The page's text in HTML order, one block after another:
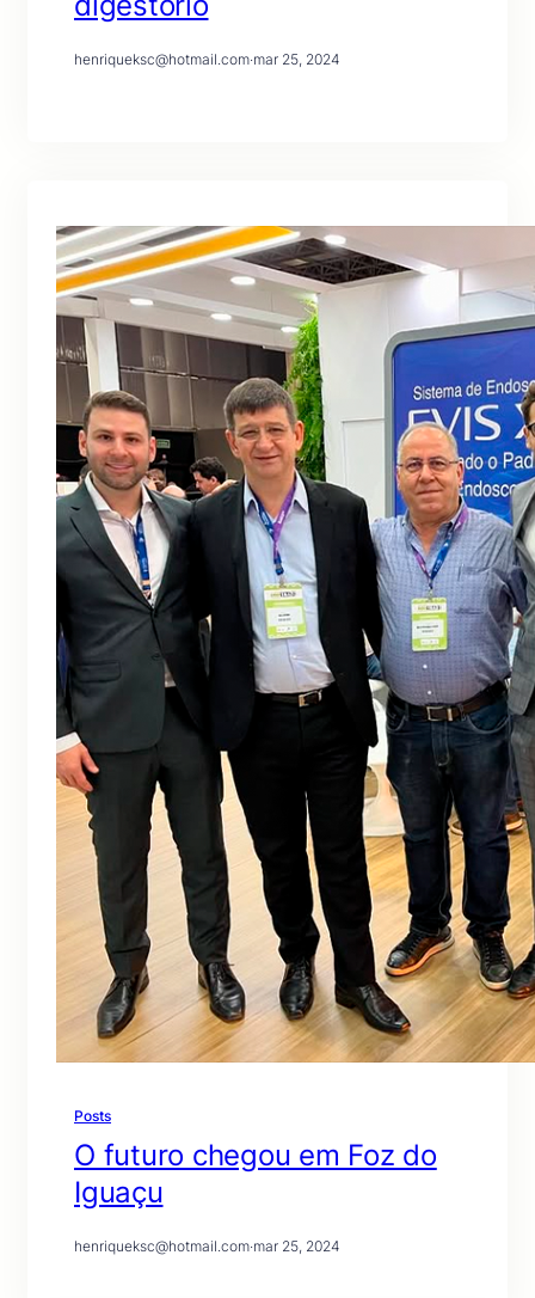
henriqueksc@hotmail.com·mar 25, 2024
Posts
O futuro chegou em Foz do
Iguaçu
henriqueksc@hotmail.com·mar 25, 2024